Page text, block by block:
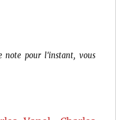
note pour l'instant, vous